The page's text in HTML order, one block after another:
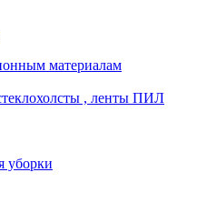
материалам
, ленты ПИЛ
уборки